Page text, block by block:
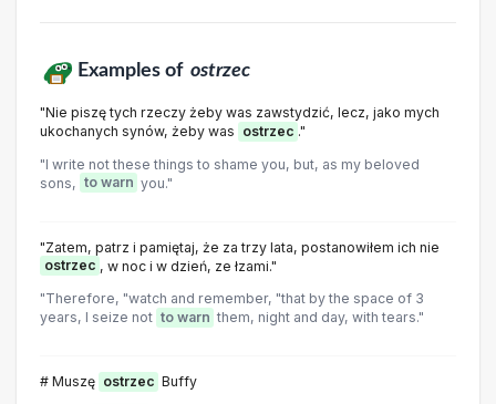
Examples of ostrzec
"Nie piszę tych rzeczy żeby was zawstydzić, lecz, jako mych
ukochanych synów, żeby was ostrzec ."
"I write not these things to shame you, but, as my beloved
sons, to warn you."
"Zatem, patrz i pamiętaj, że za trzy lata, postanowiłem ich nie
ostrzec , w noc i w dzień, ze łzami."
"Therefore, "watch and remember, "that by the space of 3
years, I seize not to warn them, night and day, with tears."
# Muszę ostrzec Buffy